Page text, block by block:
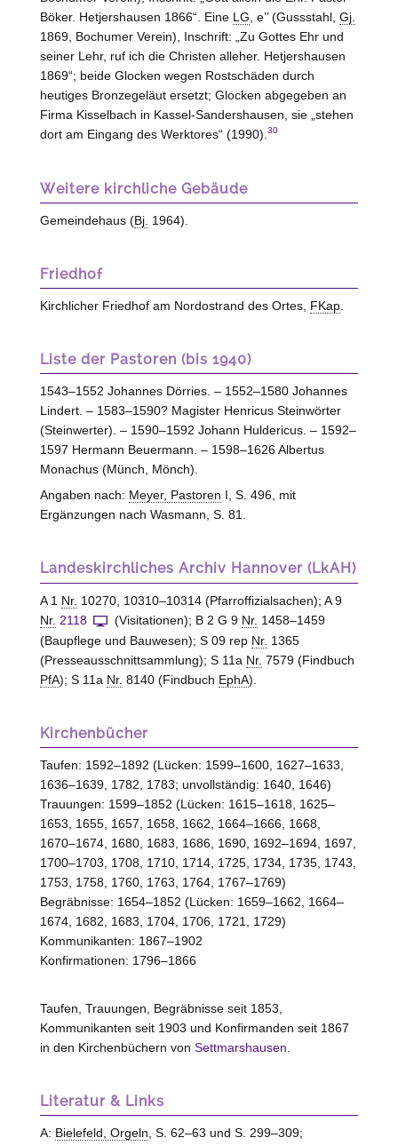
Böker. Hetjershausen 1866“. Eine LG , e’’ (Gussstahl, Gj.
1869, Bochumer Verein), Inschrift: „Zu Gottes Ehr und
seiner Lehr, ruf ich die Christen alleher. Hetjershausen
1869“; beide Glocken wegen Rostschäden durch
heutiges Bronzegeläut ersetzt; Glocken abgegeben an
Firma Kisselbach in Kassel-Sandershausen, sie „stehen
dort am Eingang des Werktores“ (1990). 30
Weitere kirchliche Gebäude
Gemeindehaus (Bj. 1964).
Friedhof
Kirchlicher Friedhof am Nordostrand des Ortes, FKap.
Liste der Pastoren (bis 1940)
1543–1552 Johannes Dörries. – 1552–1580 Johannes
Lindert. – 1583–1590? Magister Henricus Steinwörter
(Steinwerter). – 1590–1592 Johann Huldericus. – 1592–
1597 Hermann Beuermann. – 1598–1626 Albertus
Monachus (Münch, Mönch).
Angaben nach: Meyer, Pastoren I, S. 496, mit
Ergänzungen nach Wasmann, S. 81.
Landeskirchliches Archiv Hannover (LkAH)
A 1 Nr. 10270, 10310–10314 (Pfarroffizialsachen); A 9
Nr. 2118 (Visitationen); B 2 G 9 Nr. 1458–1459
(Baupflege und Bauwesen); S 09 rep Nr. 1365
(Presseausschnittsammlung); S 11a Nr. 7579 (Findbuch
PfA); S 11a Nr. 8140 (Findbuch EphA).
Kirchenbücher
Taufen: 1592–1892 (Lücken: 1599–1600, 1627–1633,
1636–1639, 1782, 1783; unvollständig: 1640, 1646)
Trauungen: 1599–1852 (Lücken: 1615–1618, 1625–
1653, 1655, 1657, 1658, 1662, 1664–1666, 1668,
1670–1674, 1680, 1683, 1686, 1690, 1692–1694, 1697,
1700–1703, 1708, 1710, 1714, 1725, 1734, 1735, 1743,
1753, 1758, 1760, 1763, 1764, 1767–1769)
Begräbnisse: 1654–1852 (Lücken: 1659–1662, 1664–
1674, 1682, 1683, 1704, 1706, 1721, 1729)
Kommunikanten: 1867–1902
Konfirmationen: 1796–1866
Taufen, Trauungen, Begräbnisse seit 1853,
Kommunikanten seit 1903 und Konfirmanden seit 1867
in den Kirchenbüchern von Settmarshausen
Literatur & Links
A: Bielefeld, Orgeln, S. 62–63 und S. 299–309;